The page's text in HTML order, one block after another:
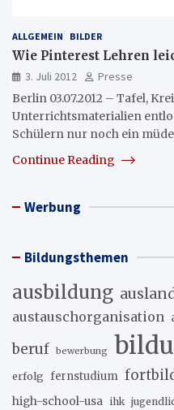
ALLGEMEIN BILDER
Wie Pinterest Lehren
3. Juli 2012
Presse
Berlin 03.07.2012 – Tafel,
Unterrichtsmaterialien
Schülern nur noch ein
Continue Reading
Werbung
Bildungsthemen
ausbildung
austauschorganisation
beruf bewerbung
erfolg fernstudium
high-school-usa ihk